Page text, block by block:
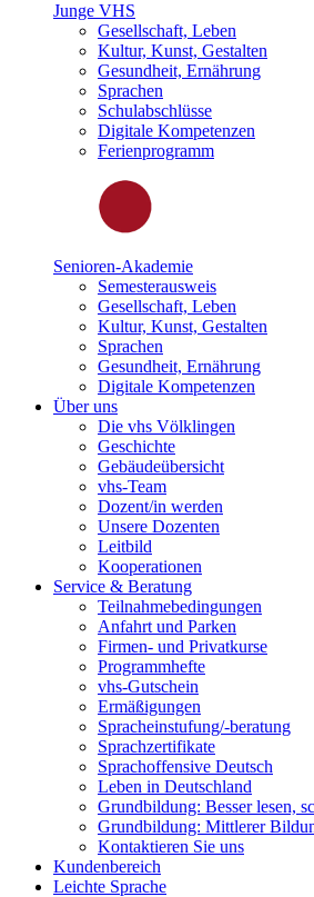
Junge VHS
Gesellschaft, Leben
Kultur, Kunst, Gestalten
Gesundheit, Ernährung
Sprachen
Schulabschlüsse
Digitale Kompetenzen
Ferienprogramm
Senioren-Akademie
Semesterausweis
Gesellschaft, Leben
Kultur, Kunst, Gestalten
Sprachen
Gesundheit, Ernährung
Digitale Kompetenzen
Über uns
Die vhs Völklingen
Geschichte
Gebäudeübersicht
vhs-Team
Dozent/in werden
Unsere Dozenten
Leitbild
Kooperationen
Service & Beratung
Teilnahmebedingungen
Anfahrt und Parken
Firmen- und Privatkurse
Programmhefte
vhs-Gutschein
Ermäßigungen
Spracheinstufung/-beratung
Sprachzertifikate
Sprachoffensive Deutsch
Leben in Deutschland
Grundbildung: Besser lesen,
Grundbildung: Mittlerer
Kontaktieren Sie uns
Kundenbereich
Leichte Sprache